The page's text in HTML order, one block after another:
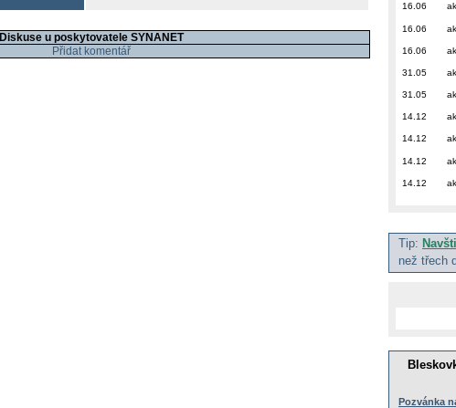
Diskuse u poskytovatele SYNANET
Přidat komentář
16.06
16.06
16.06
31.05
31.05
14.12
14.12
14.12
14.12
Tip:
než třech